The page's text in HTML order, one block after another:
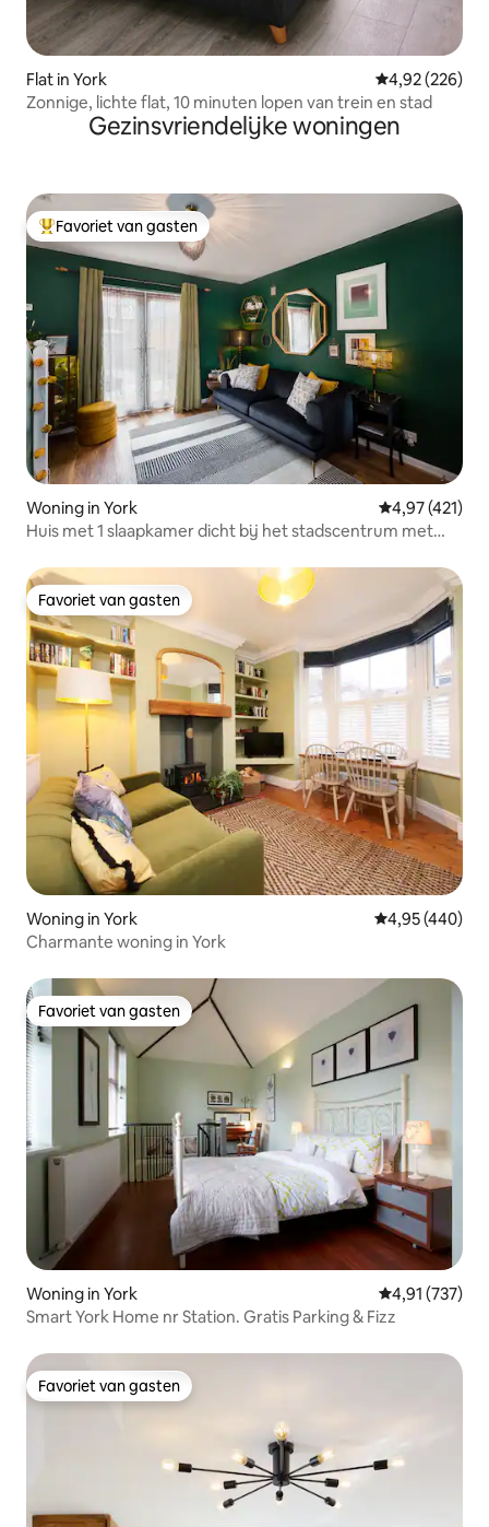
Flat in York Gemiddelde
4,92 (226)
Zonnige, lichte flat, 10 minuten lopen van trein en stad
Gezinsvriendelijke woningen
Topfavoriet van gasten
Favoriet van gasten
Woning in York Gemiddelde
4,97 (421)
Huis met 1 slaapkamer dicht bij het stadscentrum met
Favoriet van gasten
Favoriet van gasten
Woning in York Gemiddelde
4,95 (440)
Charmante woning in York
Favoriet van gasten
Favoriet van gasten
Woning in York Gemiddelde
4,91 (737)
Smart York Home nr Station. Gratis Parking & Fizz
Favoriet van gasten
Favoriet van gasten